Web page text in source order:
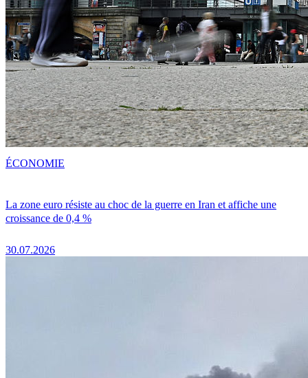
La zone euro résiste au choc de la guerre en Iran et affiche une
croissance de 0,4 %
30.07.2026
ÉCONOMIE